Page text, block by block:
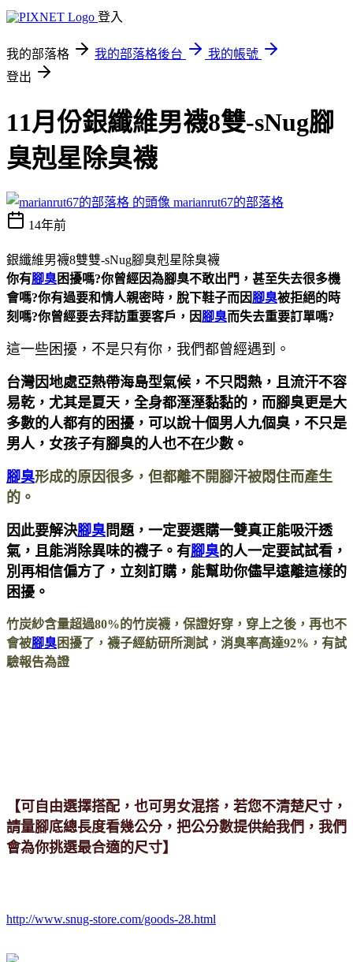
登入
我的部落格 我的部落格後台
我的帳號
登出
11月份銀纖維男襪8雙-sNug腳
臭剋星除臭襪
marianrut67的部落格
14年前
銀纖維男襪8雙雙-sNug腳臭剋星除臭襪
你有腳臭困擾嗎?你曾經因為腳臭不敢出門，甚至失去很多機
會嗎?你有過要和情人親密時，脫下鞋子而因腳臭被拒絕的時
刻嗎?你曾經要去拜訪重要客戶，因腳臭而失去重要訂單嗎?
這一些困擾，不是只有你，我們都曾經遇到。
台灣因地處亞熱帶海島型氣候，不只悶熱，且流汗不容
易乾，尤其是夏天，全身都溼溼黏黏的，而腳臭更是大
多數的人都有的困擾，可以說十個男人九個臭，不只是
男人，女孩子有腳臭的人也不在少數。
腳臭形成的原因很多，但都離不開腳汗被悶住而產生
的。
因此要解決腳臭問題，一定要選購一雙真正能吸汗透
氣，且能消除異味的襪子。有腳臭的人一定要試試看，
別再相信偏方了，立刻訂購，能幫助你儘早遠離這樣的
困擾。
竹炭紗含量超過80%的竹炭襪，保證好穿，穿上之後，再也不
會被腳臭困擾了，襪子經紡研所測試，消臭率高達92%，有試
驗報告為證
【可自由選擇搭配，也可男女混搭，若您不清楚尺寸，
請量腳底總長度看幾公分，把公分數提供給我們，我們
會為你挑選最合適的尺寸】
http://www.snug-store.com/goods-28.html